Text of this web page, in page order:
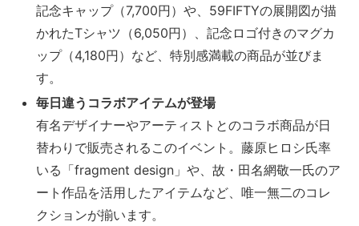
記念キャップ（7,700円）や、59FIFTYの展開図が描
かれたTシャツ（6,050円）、記念ロゴ付きのマグカ
ップ（4,180円）など、特別感満載の商品が並びま
す。
毎日違うコラボアイテムが登場
有名デザイナーやアーティストとのコラボ商品が日
替わりで販売されるこのイベント。藤原ヒロシ氏率
いる「fragment design」や、故・田名網敬一氏のア
ート作品を活用したアイテムなど、唯一無二のコレ
クションが揃います。